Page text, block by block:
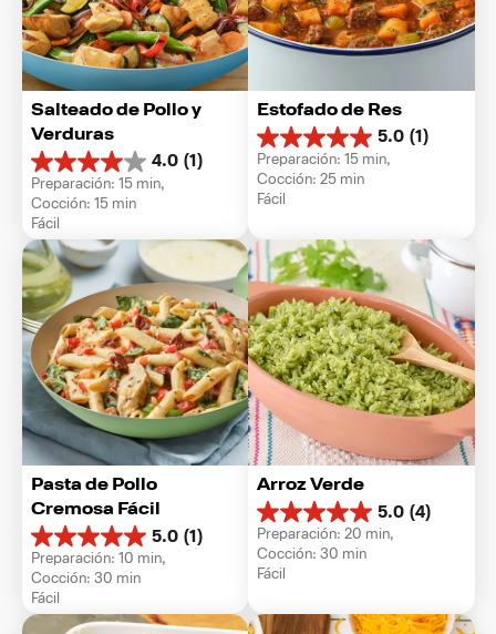
Salteado de Pollo y
Verduras
4.0 (1)
4.0
de
5
estrellas.
1
reseña
Preparación: 15 min,
Cocción: 15 min
Fácil
Estofado de Res
5.0 (1)
5.0
de
5
estrellas.
reseña
Preparación: 15 min,
Cocción: 25 min
Fácil
Pasta de Pollo
Cremosa Fácil
5.0 (1)
5.0
de
5
estrellas.
Preparación: 10 min,
Cocción: 30 min
Fácil
Arroz Verde
5.0 (4)
5.0
de
5
estrellas.
reseñas
Preparación: 20 min,
Cocción: 30 min
Fácil